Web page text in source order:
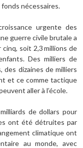
fonds nécessaires.
urgente des
guerre civile brutale a
soit 2,3 millions de
Des milliers de
dizaines de milliers
et ce comme tactique
aller à l’école.
de dollars pour
ont été détruites par
climatique ont
au monde, avec